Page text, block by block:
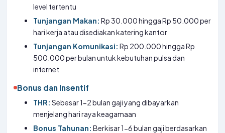
level tertentu
Tunjangan Makan: Rp 30.000 hingga Rp 50.000 per
hari kerja atau disediakan katering kantor
Tunjangan Komunikasi: Rp 200.000 hingga Rp
500.000 per bulan untuk kebutuhan pulsa dan
internet
Bonus dan Insentif
THR: Sebesar 1-2 bulan gaji yang dibayarkan
menjelang hari raya keagamaan
Bonus Tahunan: Berkisar 1-6 bulan gaji berdasarkan